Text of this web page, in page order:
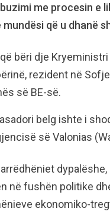
me procesin e
që u dhanë
bëri dje
rezident në
së BE-së.
belg ishte i
së Valonias
në fushën politike
ekonomiko-